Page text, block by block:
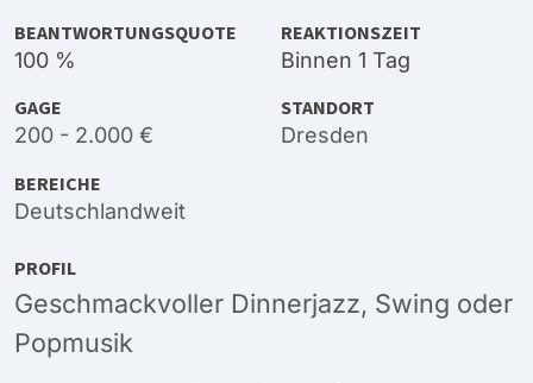
BEANTWORTUNGSQUOTE
100 %
REAKTIONSZEIT
Binnen 1 Tag
GAGE
200 - 2.000 €
STANDORT
Dresden
BEREICHE
Deutschlandweit
PROFIL
Geschmackvoller Dinnerjazz, Swing oder
Popmusik